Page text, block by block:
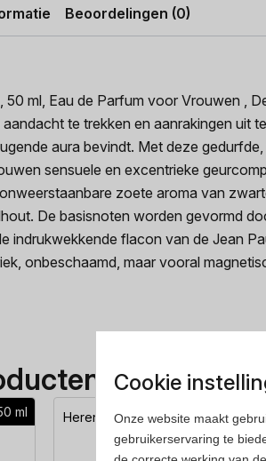
Beoordelingen (0)
50 ml, Eau de Parfum voor Vrouwen ,
te trekken en aanrakingen
aura bevindt. Met deze
sensuele en excentrieke
zoete aroma van
De basisnoten worden gevormd
indrukwekkende flacon van de Jean
onbeschaamd, maar vooral
ml Heren parfum
Cookie
Onze website maakt
gebruikerservaring te